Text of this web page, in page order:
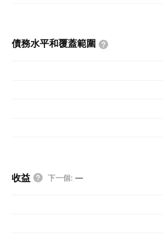
債務水平和覆蓋範圍
收益 下一個: —